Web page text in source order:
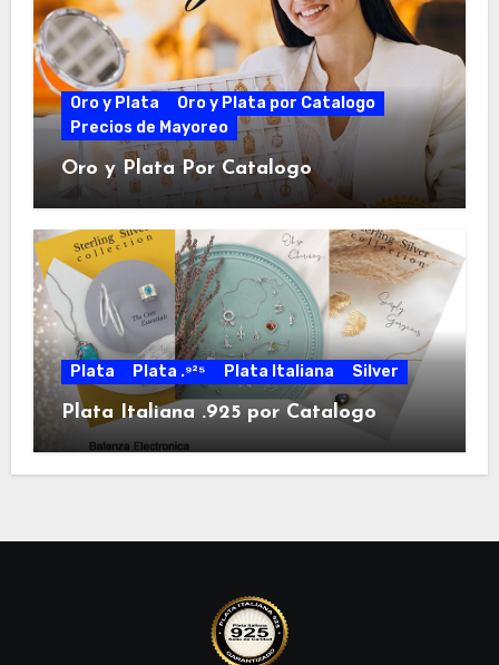
Oro y Plata
Oro y Plata por Catalogo
Precios de Mayoreo
Oro y Plata Por Catalogo
Plata Plata .⁹²⁵ Plata Italiana Silver
Plata Italiana .925 por Catalogo